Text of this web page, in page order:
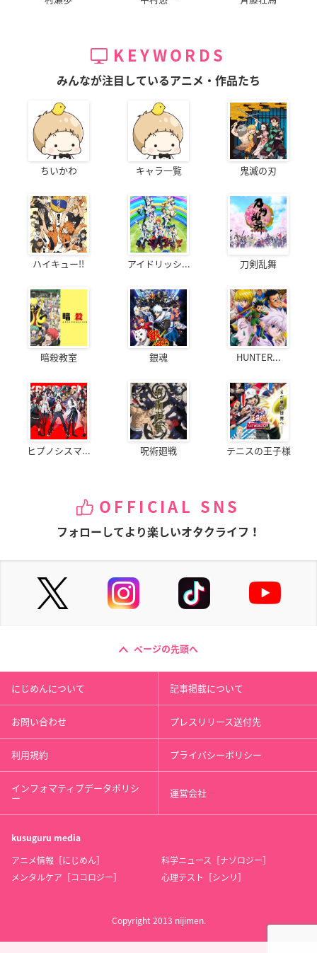
KEYWORDS
みんなが注目しているアニメ・作品たち
ちいかわ キャラ一覧 鬼滅の刃
ハイキュー!! アイドリッシ... 刀剣乱舞
暗殺教室 銀魂 HUNTER...
ヒプノシスマ... 呪術廻戦 テニスの王子様
OFFICIAL SNS
フォローしてより楽しいオタクライフ！
ページの先頭へ
にじめんについて 記事掲載について
お問い合わせ プレスリリース送付先
利用規約 プライバシーポリシー
インフォマティブデータポリシ
ー 運営会社
kusuguru media
アニメ情報［にじめん］
科学ニュース［ナゾロジー］
メンタルケア［ココロジー］
心理テスト［シンリ］
Copyright 2013 nijimen.